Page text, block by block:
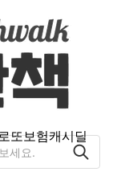
또보험캐시딜